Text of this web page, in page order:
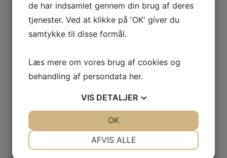
Ankomst til Hanoi
Ved ankomsten til Hanoi bliver vi mødt af vores lokalguide og kørt
til hotellet. Efter check-in har vi lidt tid til at friske op, inden vi
Måltider inkluderet: på flyene og aftensmad
de har indsamlet gennem din brug af deres
tjenester. Ved at klikke på 'OK' giver du
samtykke til disse formål.
Læs mere om vores brug af cookies og
behandling af persondata her.
VIS DETALJER
AFVIS ALLE
OK